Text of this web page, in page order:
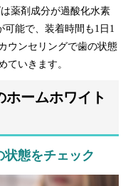
薬剤成分が過酸化水素
可能で、装着時間も1日1
ウンセリングで歯の状態
ていきます。
ームホワイト
状態をチェック